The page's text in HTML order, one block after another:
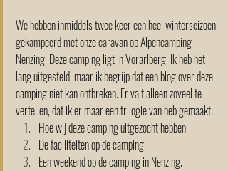
We hebben inmiddels twee keer een heel winterseizoen
gekampeerd met onze caravan op Alpencamping
Nenzing. Deze camping ligt in Vorarlberg. Ik heb het
lang uitgesteld, maar ik begrijp dat een blog over deze
camping niet kan ontbreken. Er valt alleen zoveel te
vertellen, dat ik er maar een trilogie van heb gemaakt:
Hoe wij deze camping uitgezocht hebben.
De faciliteiten op de camping.
Een weekend op de camping in Nenzing.